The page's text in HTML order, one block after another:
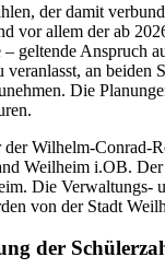
der damit
vor allem der ab
– geltende Anspruch
veranlasst, an beiden
Die
der Wilhelm-Conrad-
Weilheim i.OB.
Die Verwaltungs-
von der Stadt
der